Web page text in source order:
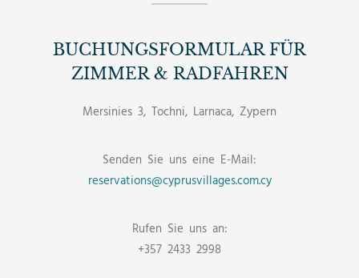
BUCHUNGSFORMULAR FÜR
ZIMMER & RADFAHREN
Mersinies 3, Tochni, Larnaca, Zypern
Senden Sie uns eine E-Mail:
reservations@cyprusvillages.com.cy
Rufen Sie uns an:
+357 2433 2998